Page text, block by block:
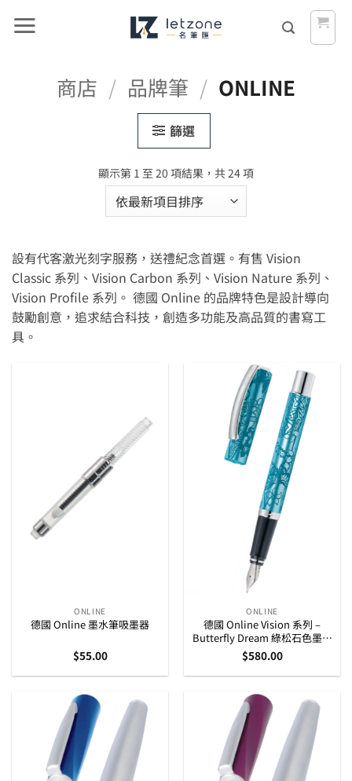
商店 / 品牌筆 / ONLINE
篩選
顯示第 1 至 20 項結果，共 24 項依
排
序
設有代客激光刻字服務，送禮紀念首選。有售 Vision
Classic 系列、Vision Carbon 系列、Vision Nature 系列、
Vision Profile 系列。 德國 Online 的品牌特色是設計導向
鼓勵創意，追求結合科技，創造多功能及高品質的書寫工
具。
ONLINE
德國 Online 墨水筆吸墨器
$55.00
ONLINE
德國 Online Vision 系列 –
Butterfly Dream 綠松石色墨水
筆 (36977)
$580.00